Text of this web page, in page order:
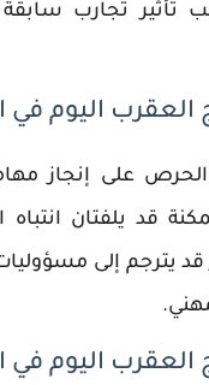
تأثير تجارب
العقرب اليوم في
والحرص على إنجاز
قد يلفتان انتباه
قد يترجم إلى
العقرب اليوم